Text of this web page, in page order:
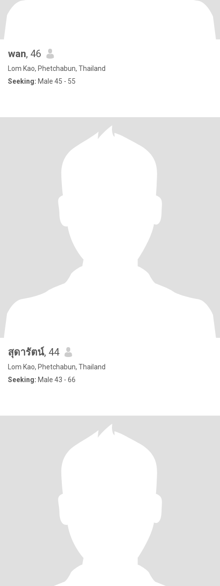
wan, 46
Lom Kao, Phetchabun, Thailand
Seeking: Male 45 - 55
สุดารัตน์, 44
Lom Kao, Phetchabun, Thailand
Seeking: Male 43 - 66